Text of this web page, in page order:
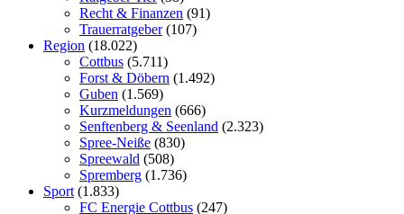
Recht & Finanzen (91)
Trauerratgeber(107)
Region (18.022)
Cottbus (5.711)
Forst & Döbern (1.492)
Guben (1.569)
Kurzmeldungen (666)
Senftenberg & Seenland (2.323)
Spree-Neiße (830)
Spreewald (508)
Spremberg (1.736)
Sport (1.833)
FC Energie Cottbus (247)